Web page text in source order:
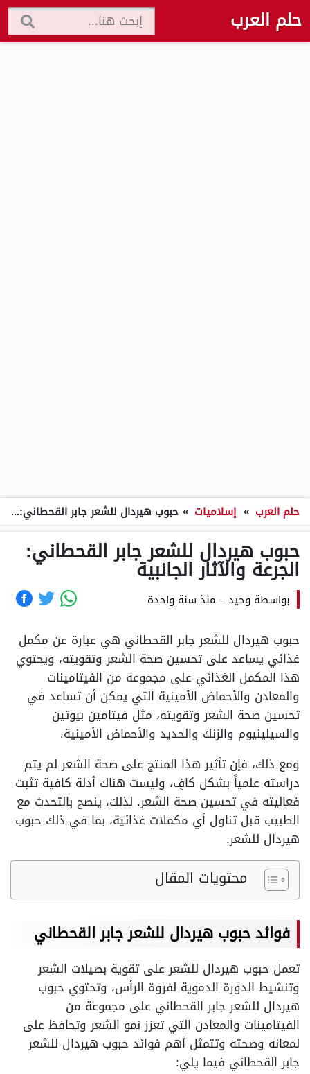
حلم العرب
حلم العرب » إسلاميات » حبوب هيردال للشعر جابر القحطاني: الجرعة والآثار الجانبية
حبوب هيردال للشعر جابر القحطاني:
الجرعة والآثار الجانبية
بواسطة وحيد– منذ سنة واحدة
حبوب هيردال للشعر جابر القحطاني هي عبارة عن مكمل
غذائي يساعد على تحسين صحة الشعر وتقويته، ويحتوي
هذا المكمل الغذائي على مجموعة من الفيتامينات
والمعادن والأحماض الأمينية التي يمكن أن تساعد في
تحسين صحة الشعر وتقويته، مثل فيتامين بيوتين
والسيلينيوم والزنك والحديد والأحماض الأمينية.
ومع ذلك، فإن تأثير هذا المنتج على صحة الشعر لم يتم
دراسته علمياً بشكل كافٍ، وليست هناك أدلة كافية تثبت
فعاليته في تحسين صحة الشعر. لذلك، ينصح بالتحدث مع
الطبيب قبل تناول أي مكملات غذائية، بما في ذلك حبوب
هيردال للشعر.
محتويات المقال
فوائد حبوب هيردال للشعر جابر القحطاني
تعمل حبوب هيردال للشعر على تقوية بصيلات الشعر
وتنشيط الدورة الدموية لفروة الرأس، وتحتوي حبوب
هيردال للشعر جابر القحطاني على مجموعة من
الفيتامينات والمعادن التي تعزز نمو الشعر وتحافظ على
لمعانه وصحته وتتمثل أهم فوائد حبوب هيردال للشعر
جابر القحطاني فيما يلي: